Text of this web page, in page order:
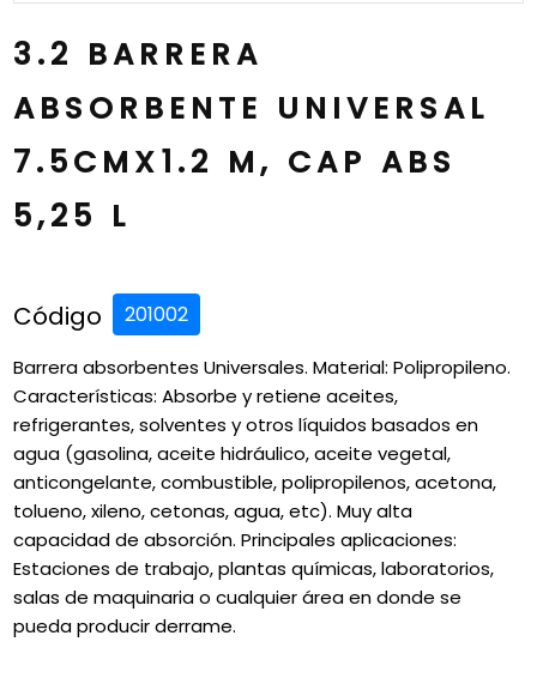
3.2 BARRERA
ABSORBENTE UNIVERSAL
7.5CMX1.2 M, CAP ABS
5,25 L
Código 201002
Barrera absorbentes Universales. Material: Polipropileno.
Características: Absorbe y retiene aceites,
refrigerantes, solventes y otros líquidos basados en
agua (gasolina, aceite hidráulico, aceite vegetal,
anticongelante, combustible, polipropilenos, acetona,
tolueno, xileno, cetonas, agua, etc). Muy alta
capacidad de absorción. Principales aplicaciones:
Estaciones de trabajo, plantas químicas, laboratorios,
salas de maquinaria o cualquier área en donde se
pueda producir derrame.